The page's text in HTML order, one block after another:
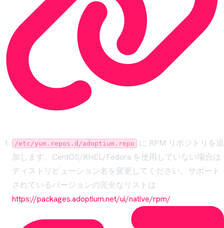
/etc/yum.repos.d/adoptium.repo に RPM リポジトリを追
加します。CentOS/RHEL/Fedora を使用していない場合は
ディストリビューション名を変更してください。サポート
されているバージョンの完全なリストは
https://packages.adoptium.net/ui/native/rpm/